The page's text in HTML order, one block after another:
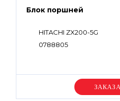
Блок поршней
HITACHI ZX200-5G
0788805